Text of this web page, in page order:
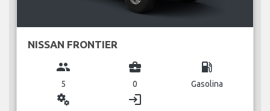
NISSAN FRONTIER
group
5
business_center
0
local_gas_station
Gasolina
miscellaneous_services login